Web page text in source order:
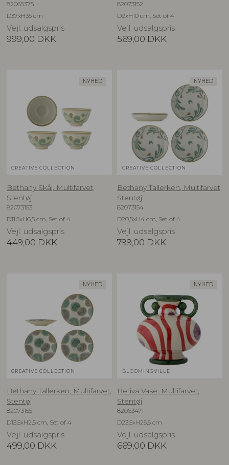
82065375
D37xH35 cm
Vejl. udsalgspris
999,00 DKK
82073152
D9xH10 cm, Set of 4
Vejl. udsalgspris
569,00 DKK
NYHED
CREATIVE COLLECTION
Bethany Skål, Multifarvet,
Stentøj
82073153
D11,5xH6,5 cm, Set of 4
Vejl. udsalgspris
449,00 DKK
NYHED
CREATIVE COLLECTION
Bethany Tallerken, Multifarvet,
Stentøj
82073154
D20,5xH4 cm, Set of 4
Vejl. udsalgspris
799,00 DKK
NYHED
CREATIVE COLLECTION
Bethany Tallerken, Multifarvet,
Stentøj
82073155
D13,5xH2,5 cm, Set of 4
Vejl. udsalgspris
499,00 DKK
NYHED
BLOOMINGVILLE
Betiva Vase, Multifarvet,
Stentøj
82063471
D23,5xH25,5 cm
Vejl. udsalgspris
669,00 DKK